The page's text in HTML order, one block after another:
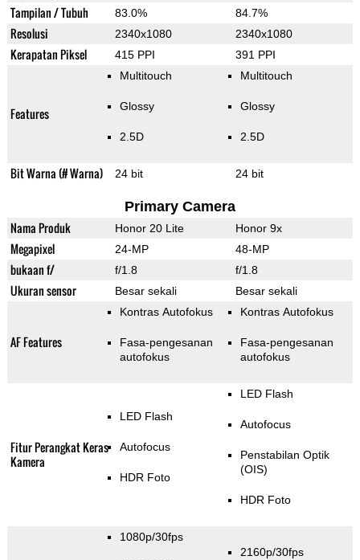
Tampilan / Tubuh 83.0% 84.7%
Resolusi 2340x1080 2340x1080
Kerapatan Piksel 415 PPI 391 PPI
Features
Multitouch
Glossy
2.5D
Multitouch
Glossy
2.5D
Bit Warna (# Warna) 24 bit 24 bit
Primary Camera
Nama Produk Honor 20 Lite Honor 9x
Megapixel 24-MP 48-MP
bukaan f/ f/1.8 f/1.8
Ukuran sensor Besar sekali Besar sekali
AF Features
Kontras Autofokus
Fasa-pengesanan
autofokus
Kontras Autofokus
Fasa-pengesanan
autofokus
Fitur Perangkat Keras
Kamera
LED Flash
Autofocus
HDR Foto
LED Flash
Autofocus
Penstabilan Optik
(OIS)
HDR Foto
1080p/30fps
2160p/30fps